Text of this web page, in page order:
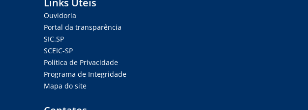
Ouvidoria
Portal da transparência
SIC.SP
SCEIC-SP
Política de Privacidade
Programa de Integridade
Mapa do site